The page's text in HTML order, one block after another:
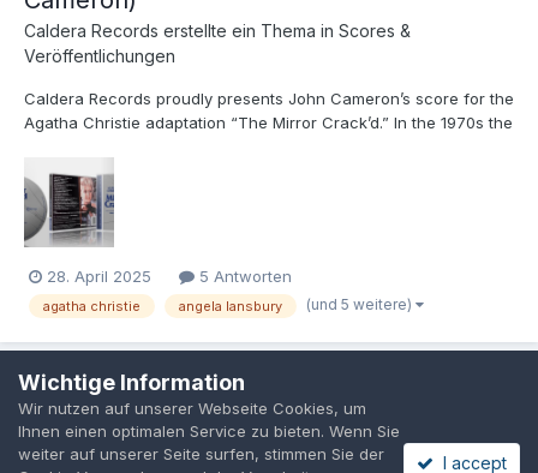
Caldera Records erstellte ein Thema in Scores &
Veröffentlichungen
Caldera Records proudly presents John Cameron’s score for the
Agatha Christie adaptation “The Mirror Crack’d.” In the 1970s the
adaptations of “Murder on the Orient Express” and “Death on
the Nile.” Thus, producers were eager to br...
28. April 2025 5 Antworten
agatha christie angela lansbury (und 5 weitere)
Datenschutzerklärung Cookies
Wichtige Information
Wir nutzen auf unserer Webseite Cookies, um
Ihnen einen optimalen Service zu bieten. Wenn Sie
weiter auf unserer Seite surfen, stimmen Sie der
I accept